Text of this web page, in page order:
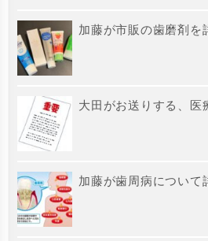
加藤が市販の歯磨剤を
大田がお送りする、医
加藤が歯周病について